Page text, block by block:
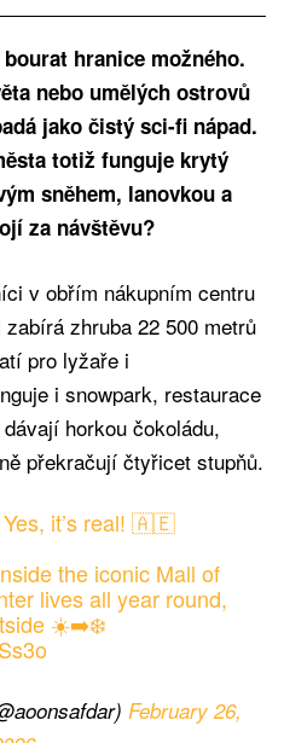
hranice možného.
nebo umělých ostrovů
jako čistý sci-fi nápad.
totiž funguje krytý
sněhem, lanovkou a
za návštěvu?
v obřím nákupním centru
zhruba 22 500 metrů
pro lyžaře i
i snowpark, restaurace
horkou čokoládu,
překračují čtyřicet stupňů.
it’s real! 🇦🇪
the iconic Mall of
lives all year round,
☀️➡️❄️
February 26,